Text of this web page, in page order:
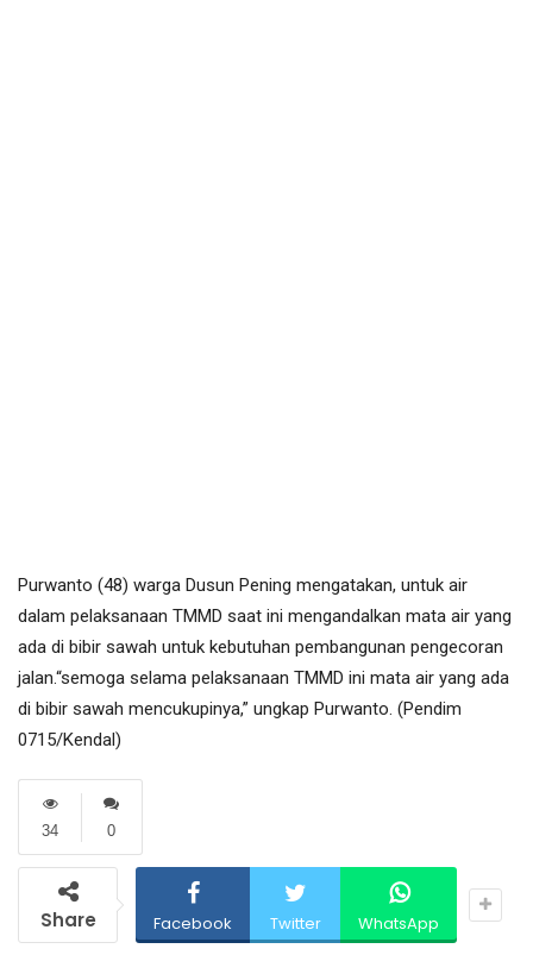
Purwanto (48) warga Dusun Pening mengatakan, untuk air
dalam pelaksanaan TMMD saat ini mengandalkan mata air yang
ada di bibir sawah untuk kebutuhan pembangunan pengecoran
jalan.“semoga selama pelaksanaan TMMD ini mata air yang ada
di bibir sawah mencukupinya,” ungkap Purwanto. (Pendim
0715/Kendal)
0
34
Share Facebook Twitter WhatsApp